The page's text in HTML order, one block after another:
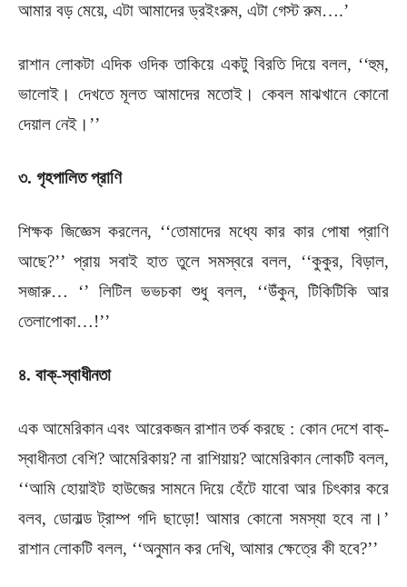
আমার বড় মেয়ে, এটা আমাদের ড্রইংরুম, এটা গেস্ট রুম….’
রাশান লোকটা এদিক ওদিক তাকিয়ে একটু বিরতি দিয়ে বলল, ‘‘হুম,
ভালোই। দেখতে মূলত আমাদের মতোই। কেবল মাঝখানে কোনো
দেয়াল নেই।’’
৩. গৃহপালিত প্রাণি
শিক্ষক জিজ্ঞেস করলেন, ‘‘তোমাদের মধ্যে কার কার পোষা প্রাণি
আছে?’’ প্রায় সবাই হাত তুলে সমস্বরে বলল, ‘‘কুকুর, বিড়াল,
সজারু… ‘’ লিটিল ভভচকা শুধু বলল, ‘‘উঁকুন, টিকিটিকি আর
তেলাপোকা…!’’
৪. বাক্-স্বাধীনতা
এক আমেরিকান এবং আরেকজন রাশান তর্ক করছে : কোন দেশে বাক্-
স্বাধীনতা বেশি? আমেরিকায়? না রাশিয়ায়? আমেরিকান লোকটি বলল,
‘‘আমি হোয়াইট হাউজের সামনে দিয়ে হেঁটে যাবো আর চিৎকার করে
বলব, ডোনাল্ড ট্রাম্প গদি ছাড়ো! আমার কোনো সমস্যা হবে না।’
রাশান লোকটি বলল, ‘‘অনুমান কর দেখি, আমার ক্ষেত্রে কী হবে?’’